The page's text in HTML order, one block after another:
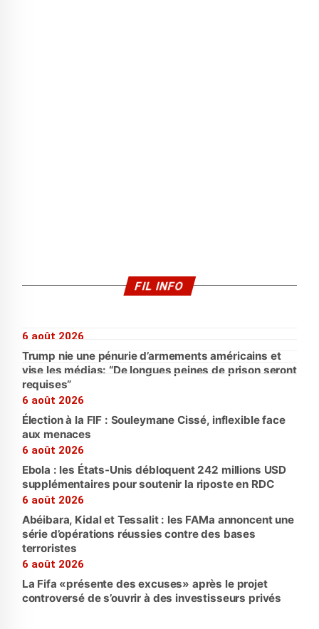
FIL INFO
6 août 2026
Trump nie une pénurie d’armements américains et
vise les médias: “De longues peines de prison seront
requises”
6 août 2026
Élection à la FIF : Souleymane Cissé, inflexible face
aux menaces
6 août 2026
Ebola : les États-Unis débloquent 242 millions USD
supplémentaires pour soutenir la riposte en RDC
6 août 2026
Abéibara, Kidal et Tessalit : les FAMa annoncent une
série d’opérations réussies contre des bases
terroristes
6 août 2026
La Fifa «présente des excuses» après le projet
controversé de s’ouvrir à des investisseurs privés